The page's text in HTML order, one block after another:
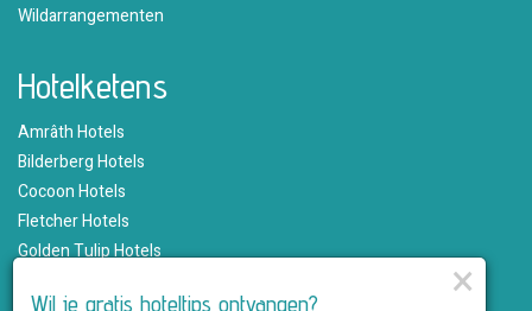
Wildarrangementen
Hotelketens
Amrâth Hotels
Bilderberg Hotels
Cocoon Hotels
Fletcher Hotels
Golden Tulip Hotels
×
Wil je gratis hoteltips ontvangen?